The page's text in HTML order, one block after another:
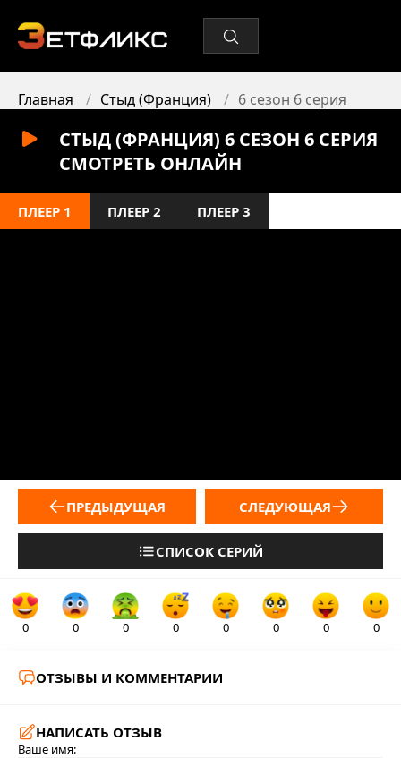
Главная Стыд (Франция) 6 сезон 6 серия
СТЫД (ФРАНЦИЯ) 6 СЕЗОН 6 СЕРИЯ
СМОТРЕТЬ ОНЛАЙН
ПЛЕЕР 1 ПЛЕЕР 2 ПЛЕЕР 3
ПРЕДЫДУЩАЯ
СПИСОК СЕРИЙ
СЛЕДУЮЩАЯ
0 0 0 0 0 0 0 0
ОТЗЫВЫ И КОММЕНТАРИИ
НАПИСАТЬ ОТЗЫВ
Ваше имя: